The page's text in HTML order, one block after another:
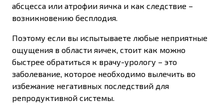
абсцесса или атрофии яичка и как следствие –
возникновению бесплодия.
Поэтому если вы испытываете любые неприятные
ощущения в области яичек, стоит как можно
быстрее обратиться к врачу-урологу – это
заболевание, которое необходимо вылечить во
избежание негативных последствий для
репродуктивной системы.